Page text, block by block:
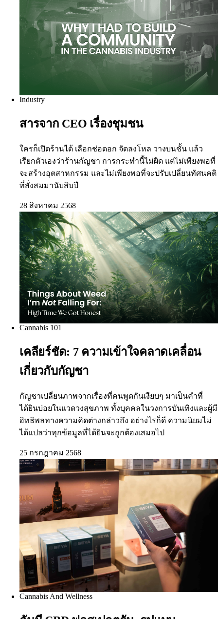
Industry
สารจาก CEO เรื่องชุมชน
ใครก็เปิดร้านได้ เลือกช่อดอก จัดลงโหล วางบนชั้น แล้ว
เรียกตัวเองว่าร้านกัญชา การกระทำนี้ไม่ผิด แต่ไม่เพียงพอที่
จะสร้างอุตสาหกรรม และไม่เพียงพอที่จะปรับเปลี่ยนทัศนคติ
ที่สั่งสมมานับสิบปี
28 สิงหาคม 2568
Cannabis 101
เคลียร์ชัด: 7 ความเข้าใจคลาดเคลื่อน
เกี่ยวกับกัญชา
กัญชาเปลี่ยนภาพจากเรื่องที่คนพูดกันเงียบๆ มาเป็นคำที่
ได้ยินบ่อยในแวดวงสุขภาพ ทั้งบุคคลในวงการบันเทิงและผู้มี
อิทธิพลทางความคิดต่างกล่าวถึง อย่างไรก็ดี ความนิยมไม่
ได้แปลว่าทุกข้อมูลที่ได้ยินจะถูกต้องเสมอไป
25 กรกฎาคม 2568
Cannabis And Wellness